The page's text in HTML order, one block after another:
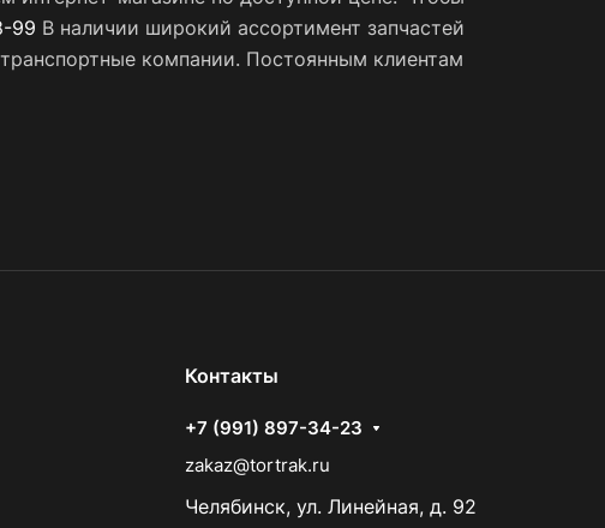
99 В наличии широкий ассортимент запчастей
компании. Постоянным клиентам
Контакты
+7 (991) 897-34-23
zakaz@tortrak.ru
Челябинск, ул. Линейная, д. 92